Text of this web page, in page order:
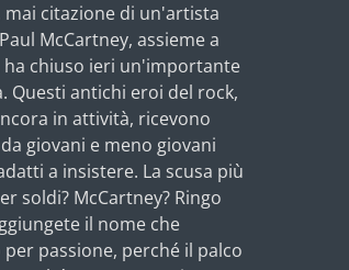
mai citazione di un'artista
McCartney, assieme a
chiuso ieri un'importante
Questi antichi eroi del rock,
in attività, ricevono
giovani e meno giovani
a insistere. La scusa più
soldi? McCartney? Ringo
il nome che
passione, perché il palco